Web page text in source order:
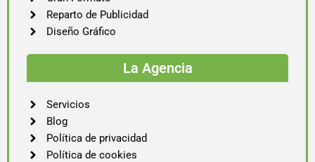
Reparto de Publicidad
Diseño Gráfico
La Agencia
Servicios
Blog
Política de privacidad
Política de cookies